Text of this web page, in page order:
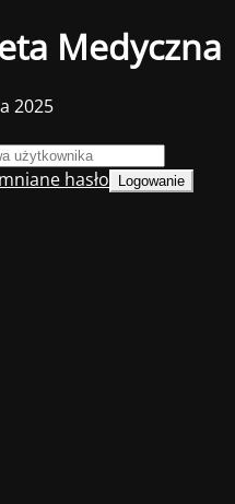
Medyczna
2025
hasło